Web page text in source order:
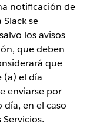
notificación de
se
los avisos
que deben
que
(a) el día
enviarse por
en el caso